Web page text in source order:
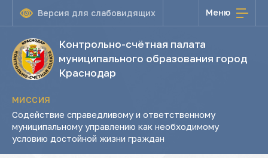
Версия для слабовидящих Меню
Контрольно-счётная палата
муниципального образования город
Краснодар
МИССИЯ
Содействие справедливому и ответственному
муниципальному управлению как необходимому
условию достойной жизни граждан